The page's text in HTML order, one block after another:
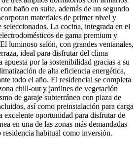
baño en suite, además de un segundo
materiales de primer nivel y
seleccionados. La cocina, integrada en el
de gama premium y
luminoso salón, con grandes ventanales,
ideal para disfrutar del clima
por la sostenibilidad gracias a su
de alta eficiencia energética,
todo el año. El residencial se completa
chill-out y jardines de vegetación
de garaje subterráneo con plaza de
así como preinstalación para carga
excelente oportunidad para disfrutar de
en una de las zonas más demandadas
habitual como inversión.